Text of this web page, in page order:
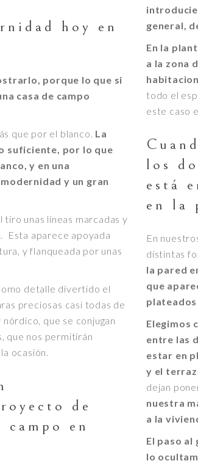
hoy en
porque lo que si
casa de campo
que por el blanco. La
suficiente, por lo que
y en una
y un gran
tiro unas líneas marcadas y
Esta aparece apoyada
y flanqueada por unas
detalle divertido el
preciosas casi todas de
que se conjugan
que nos permitirán
ocasión.
de
campo en
general,
En la
a la zona
todo el
este caso
los
está
en la
En
distintas
la pared
que
Elegimos
entre las
estar en
y el
dejan
nuestra
a la
El paso al
lo